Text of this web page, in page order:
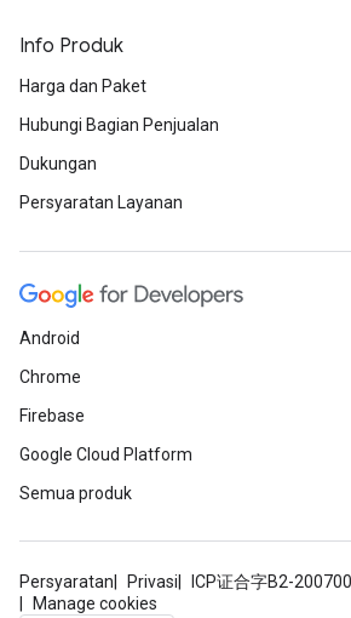
Info Produk
Harga dan Paket
Hubungi Bagian Penjualan
Dukungan
Persyaratan Layanan
Android
Chrome
Firebase
Google Cloud Platform
Semua produk
Persyaratan Privasi
ICP证合字B2-
Manage cookies